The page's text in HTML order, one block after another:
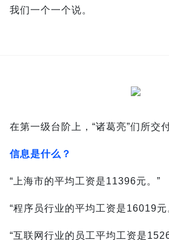
我们一个一个说。
在第一级台阶上，“诸葛亮”们所交
信息是什么？
“上海市的平均工资是11396元。”
“程序员行业的平均工资是16019元
“互联网行业的员工平均工资是